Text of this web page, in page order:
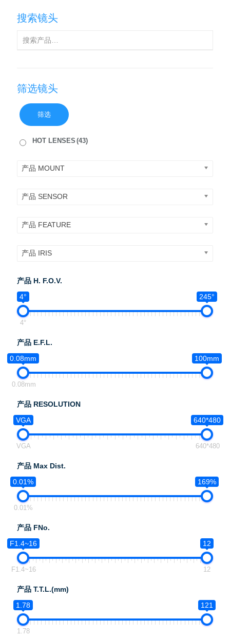
搜索镜头
筛选镜头
筛选
HOT LENSES (43)
产品 MOUNT
产品 SENSOR
产品 FEATURE
产品 IRIS
产品 H. F.O.V.
4°
245°
4°
产品 E.F.L.
0.08mm
100mm
0.08mm
产品 RESOLUTION
VGA
640*480
VGA 640*480
产品 Max Dist.
0.01%
169%
0.01%
产品 FNo.
F1.4~16
12
F1.4~16 12
产品 T.T.L.(mm)
1.78
121
1.78